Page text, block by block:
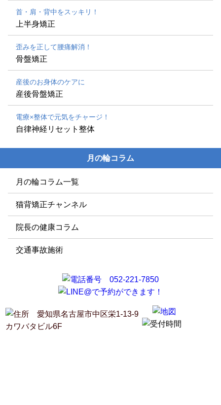
首・肩・背中をスッキリ！
上半身矯正
歪みを正して腰痛解消！
骨盤矯正
産後のお身体のケアに
産後骨盤矯正
電療×整体で元気をチャージ！
自律神経リセット整体
月の輪コラム
月の輪コラム一覧
猫背矯正チャンネル
院長の健康コラム
交通事故施術